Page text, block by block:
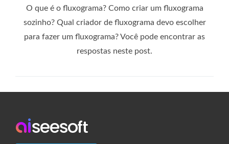
O que é o fluxograma? Como criar um fluxograma
sozinho? Qual criador de fluxograma devo escolher
para fazer um fluxograma? Você pode encontrar as
respostas neste post.